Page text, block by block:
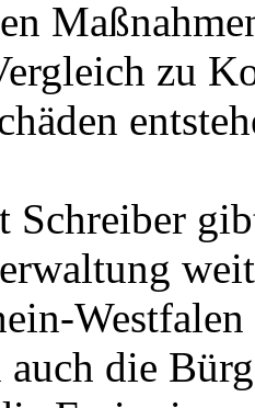
zu
Schreiber
auch die